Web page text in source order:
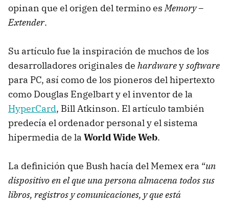
opinan que el origen del termino esMemory –
Extender.
Su artículo fue la inspiración de muchos de los
desarrolladores originales de hardwareysoftware
para PC, así como de los pioneros del hipertexto
como Douglas Engelbart y el inventor de la
HyperCard, Bill Atkinson. El artículo también
predecía el ordenador personal y el sistema
hipermedia de la World Wide Web.
La definición que Bush hacía del Memex era “un
dispositivo en el que una persona almacena todos sus
libros, registros y comunicaciones, y que está